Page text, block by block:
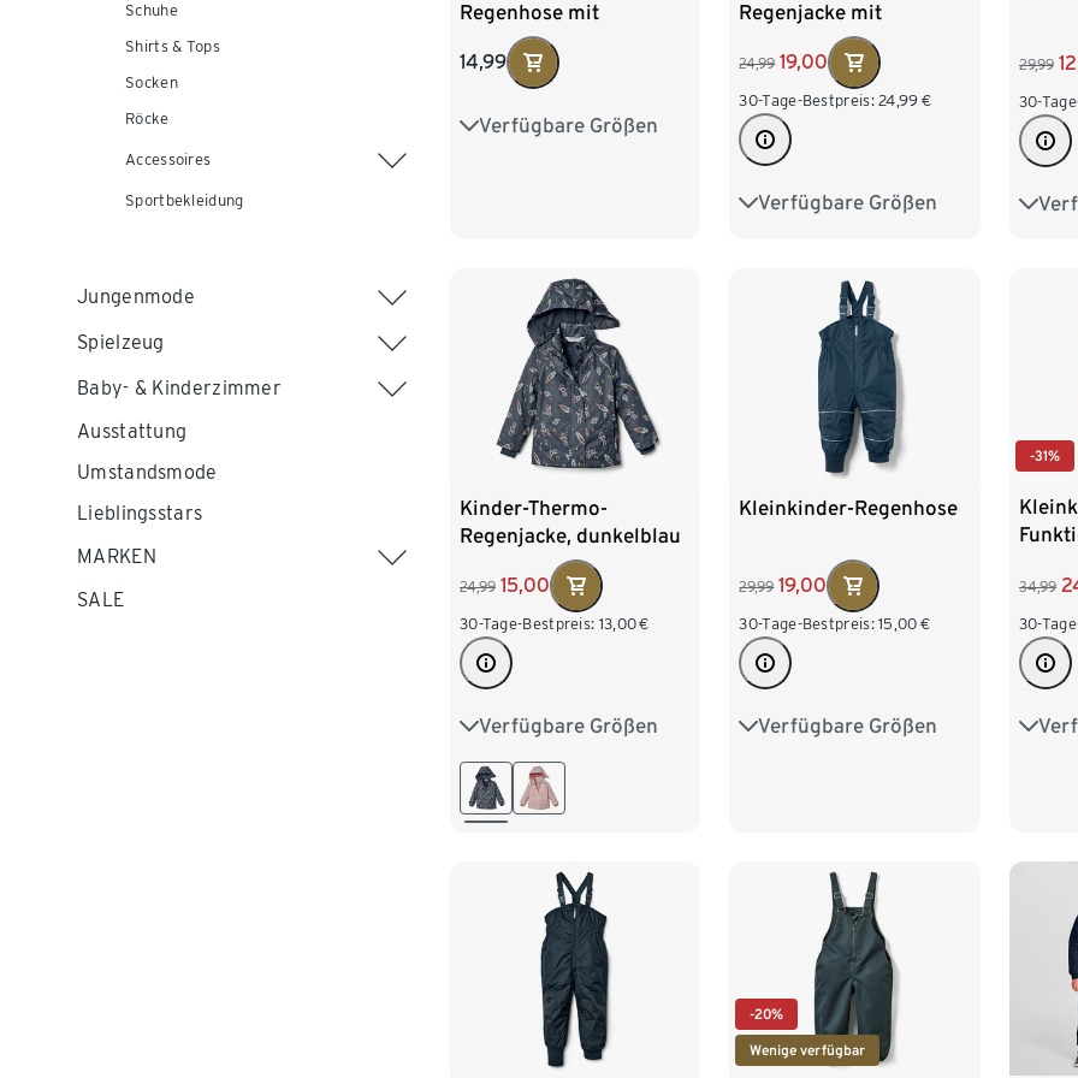
Schuhe
Shirts & Tops
Socken
Röcke
Accessoires
Sportbekleidung
Jungenmode
Spielzeug
Baby- & Kinderzimmer
Ausstattung
Umstandsmode
Lieblingsstars
MARKEN
SALE
Regenhose mit
Fleecefutter, blau
14,99
Verfügbare Größen
74/80 86/92
Regenjacke mit
Fleecefutter, Herzen
24,99 19,00
30-Tage-Bestpreis: 24,99 €
Verfügbare Größen
74/80 86/92
29,99
30-
86/
Kinder-Thermo-
Regenjacke, dunkelblau
24,99 15,00
30-Tage-Bestpreis: 13,00€
Verfügbare Größen
74/80 86/92
98/104
Kleinkinder-Regenhose
29,99 19,00
30-Tage-Bestpreis: 15,00 €
Verfügbare Größen
74/80 86/92
-31%
34,99
30-
86/
-20%
Wenige verfügbar